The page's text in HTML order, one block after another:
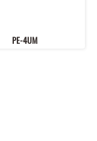
PE-4UM